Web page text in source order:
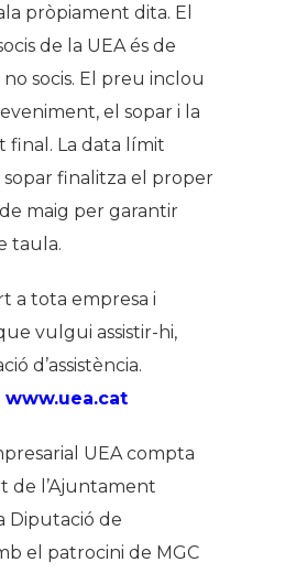
pròpiament dita. El
de la UEA és de
socis. El preu inclou
el sopar i la
final. La data límit
sopar finalitza el proper
maig per garantir
taula.
a tota empresa i
vulgui assistir-hi,
d’assistència.
www.uea.cat
UEA compta
de l’Ajuntament
Diputació de
el patrocini de MGC